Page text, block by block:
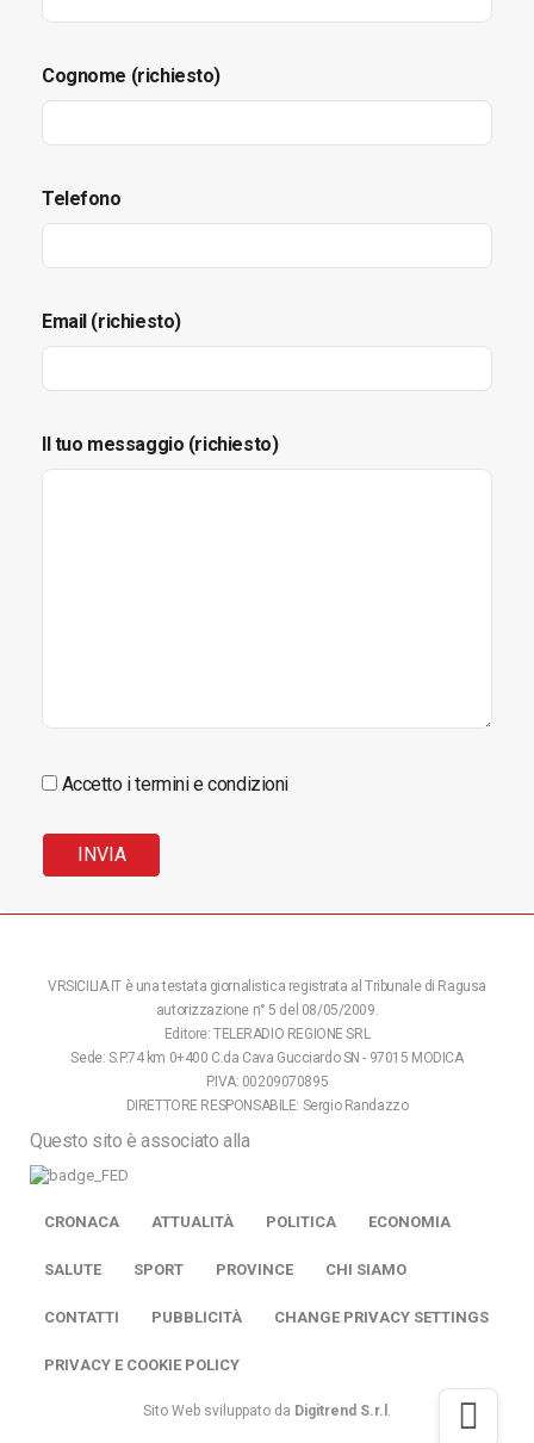
Cognome (richiesto)
Telefono
Email (richiesto)
Il tuo messaggio (richiesto)
Accetto i termini e condizioni
VRSICILIA.IT è una testata giornalistica registrata al Tribunale di Ragusa
autorizzazione n° 5 del 08/05/2009.
Editore: TELERADIO REGIONE SRL
Sede: S.P.74 km 0+400 C.da Cava Gucciardo SN - 97015 MODICA
P.IVA: 00209070895
DIRETTORE RESPONSABILE: Sergio Randazzo
Questo sito è associato alla
CRONACA ATTUALITÀ POLITICA ECONOMIA
SALUTE SPORT PROVINCE CHI SIAMO
CONTATTI PUBBLICITÀ CHANGE PRIVACY SETTINGS
PRIVACY E COOKIE POLICY
Sito Web sviluppato da Digitrend S.r.l .